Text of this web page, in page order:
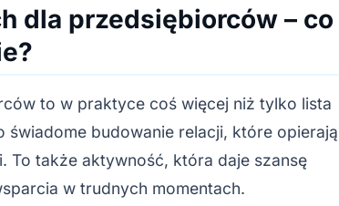
dla przedsiębiorców – co
to w praktyce coś więcej niż tylko lista
świadome budowanie relacji, które opierają
To także aktywność, która daje szansę
w trudnych momentach.